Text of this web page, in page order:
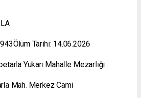
Tarihi: 14.06.2026
Yukarı Mahalle Mezarlığı
Mah. Merkez Cami